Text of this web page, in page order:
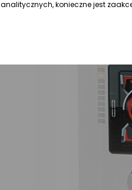
analitycznych, konieczne jest